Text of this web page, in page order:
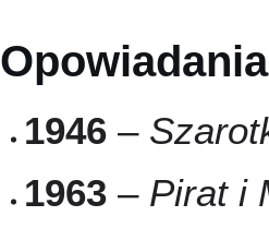
Opowiadania
1946 –
1963 – Pirat i